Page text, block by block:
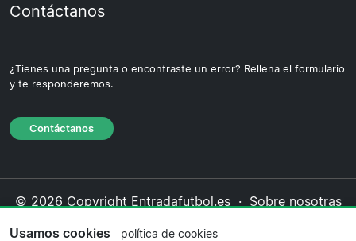
Contáctanos
¿Tienes una pregunta o encontraste un error? Rellena el formulario
y te responderemos.
Contáctanos
© 2026 Copyright Entradafutbol.es · Sobre nosotras
Usamos cookies política de cookies